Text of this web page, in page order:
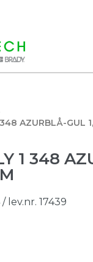
AZURBLÅ-GUL
1 348
/ lev.nr. 17439